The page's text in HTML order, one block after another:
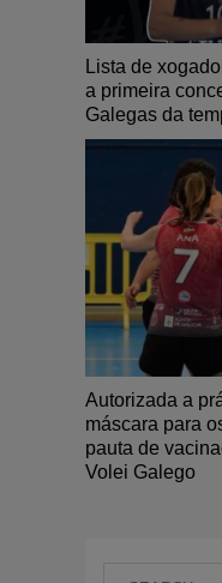
Lista de
a primeira
Galegas da
Autorizada a
máscara para
pauta de
Volei Galego